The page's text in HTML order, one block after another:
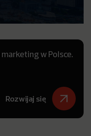
w Polsce.
Rozwijaj się